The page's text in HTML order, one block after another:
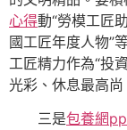
心得動“勞模工匠
國工匠年度人物”
工匠精力作為“投
光彩、休息最高
三是包養網